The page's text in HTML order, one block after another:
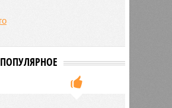
ПОПУЛЯРНОЕ